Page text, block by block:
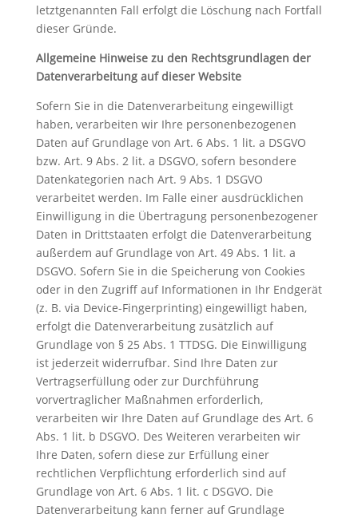
letztgenannten Fall erfolgt die Löschung nach Fortfall
dieser Gründe.
Allgemeine Hinweise zu den Rechtsgrundlagen der
Datenverarbeitung auf dieser Website
Sofern Sie in die Datenverarbeitung eingewilligt
haben, verarbeiten wir Ihre personenbezogenen
Daten auf Grundlage von Art. 6 Abs. 1 lit. a DSGVO
bzw. Art. 9 Abs. 2 lit. a DSGVO, sofern besondere
Datenkategorien nach Art. 9 Abs. 1 DSGVO
verarbeitet werden. Im Falle einer ausdrücklichen
Einwilligung in die Übertragung personenbezogener
Daten in Drittstaaten erfolgt die Datenverarbeitung
außerdem auf Grundlage von Art. 49 Abs. 1 lit. a
DSGVO. Sofern Sie in die Speicherung von Cookies
oder in den Zugriff auf Informationen in Ihr Endgerät
(z. B. via Device-Fingerprinting) eingewilligt haben,
erfolgt die Datenverarbeitung zusätzlich auf
Grundlage von § 25 Abs. 1 TTDSG. Die Einwilligung
ist jederzeit widerrufbar. Sind Ihre Daten zur
Vertragserfüllung oder zur Durchführung
vorvertraglicher Maßnahmen erforderlich,
verarbeiten wir Ihre Daten auf Grundlage des Art. 6
Abs. 1 lit. b DSGVO. Des Weiteren verarbeiten wir
Ihre Daten, sofern diese zur Erfüllung einer
rechtlichen Verpflichtung erforderlich sind auf
Grundlage von Art. 6 Abs. 1 lit. c DSGVO. Die
Datenverarbeitung kann ferner auf Grundlage